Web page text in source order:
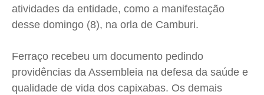
atividades da entidade, como a manifestação
desse domingo (8), na orla de Camburi.
Ferraço recebeu um documento pedindo
providências da Assembleia na defesa da saúde e
qualidade de vida dos capixabas. Os demais